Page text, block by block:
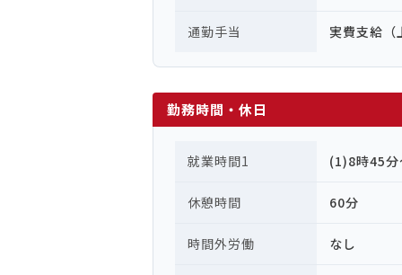
通勤手当 実費支給
勤務時間・休日
就業時間1 (1)8時45
休憩時間 60分
時間外労働 なし